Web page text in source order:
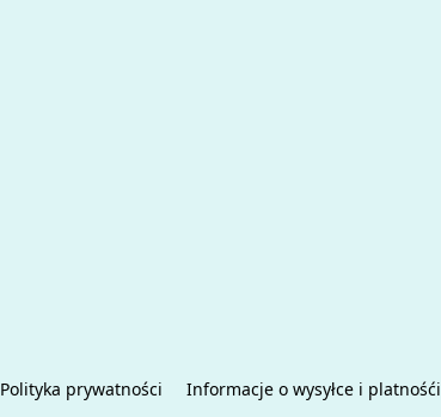
Polityka prywatności Informacje o wysyłce i platnośći